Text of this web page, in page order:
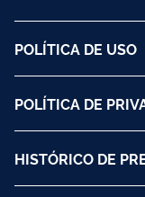
POLÍTICA DE USO
POLÍTICA DE
HISTÓRICO DE